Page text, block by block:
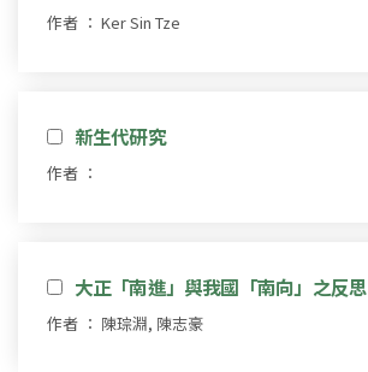
作者 ： Ker Sin Tze
新生代研究
作者 ：
大正「南進」與我國「南向」之反思
作者 ： 陳琮淵, 陳志豪